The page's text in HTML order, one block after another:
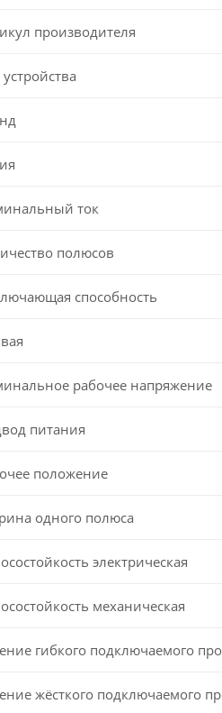
производителя
ток
полюсов
способность
рабочее напряжение
питания
положение
одного полюса
электрическая
механическая
гибкого подключаемого
жёсткого подключаемого